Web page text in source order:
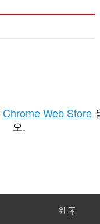
Chrome Web Store
오.
위